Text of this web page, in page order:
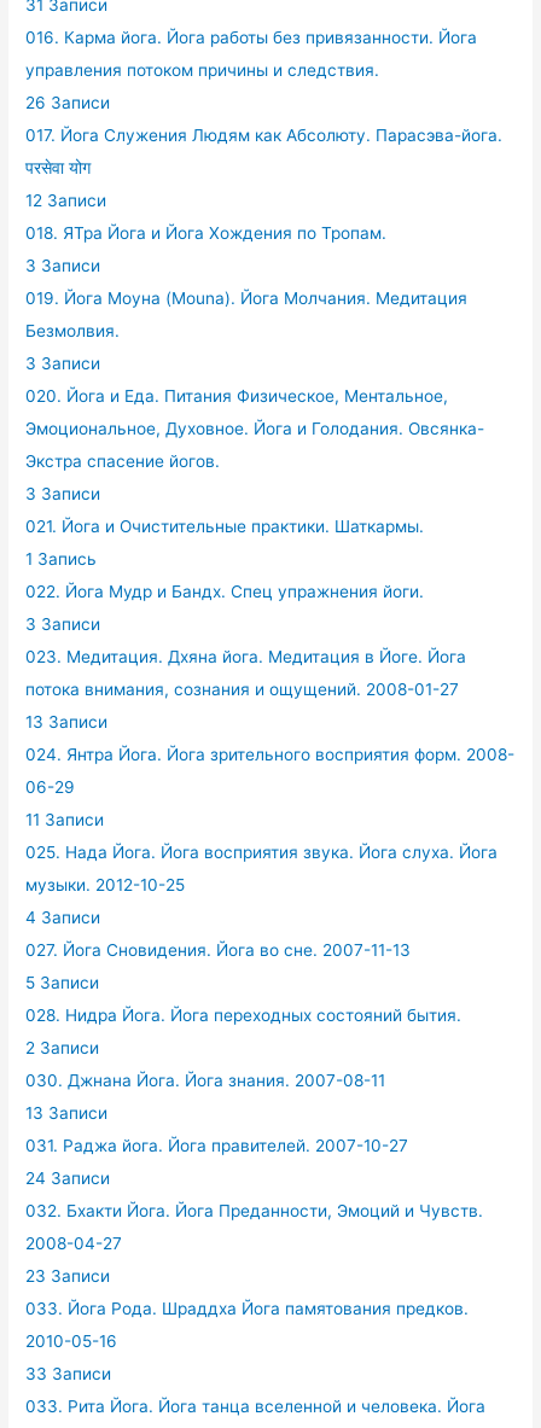
31 Записи
016. Карма йога. Йога работы без привязанности. Йога
управления потоком причины и следствия.
26 Записи
017. Йога Служения Людям как Абсолюту. Парасэва-йога.
परसेवा योग
12 Записи
018. ЯТра Йога и Йога Хождения по Тропам.
3 Записи
019. Йога Моуна (Mouna). Йога Молчания. Медитация
Безмолвия.
3 Записи
020. Йога и Еда. Питания Физическое, Ментальное,
Эмоциональное, Духовное. Йога и Голодания. Овсянка-
Экстра спасение йогов.
3 Записи
021. Йога и Очистительные практики. Шаткармы.
1 Запись
022. Йога Мудр и Бандх. Спец упражнения йоги.
3 Записи
023. Медитация. Дхяна йога. Медитация в Йоге. Йога
потока внимания, сознания и ощущений. 2008-01-27
13 Записи
024. Янтра Йога. Йога зрительного восприятия форм. 2008-
06-29
11 Записи
025. Нада Йога. Йога восприятия звука. Йога слуха. Йога
музыки. 2012-10-25
4 Записи
027. Йога Сновидения. Йога во сне. 2007-11-13
5 Записи
028. Нидра Йога. Йога переходных состояний бытия.
2 Записи
030. Джнана Йога. Йога знания. 2007-08-11
13 Записи
031. Раджа йога. Йога правителей. 2007-10-27
24 Записи
032. Бхакти Йога. Йога Преданности, Эмоций и Чувств.
2008-04-27
23 Записи
033. Йога Рода. Шраддха Йога памятования предков.
2010-05-16
33 Записи
033. Рита Йога. Йога танца вселенной и человека. Йога